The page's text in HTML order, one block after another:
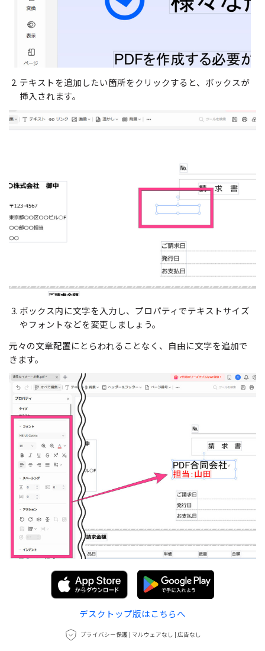
テキストを追加したい箇所をクリックすると、ボックスが
挿入されます。
ボックス内に文字を入力し、プロパティでテキストサイズ
やフォントなどを変更しましょう。
元々の文章配置にとらわれることなく、自由に文字を追加で
きます。
デスクトップ版はこちらへ
プライバシー保護 | マルウェアなし | 広告なし